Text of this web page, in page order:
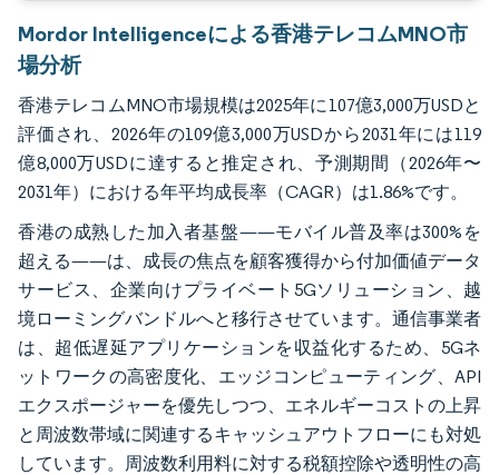
Mordor Intelligenceによる香港テレコムMNO市
場分析
香港テレコムMNO市場規模は2025年に107億3,000万USDと
評価され、2026年の109億3,000万USDから2031年には119
億8,000万USDに達すると推定され、予測期間（2026年〜
2031年）における年平均成長率（CAGR）は1.86%です。
香港の成熟した加入者基盤——モバイル普及率は300%を
超える——は、成長の焦点を顧客獲得から付加価値データ
サービス、企業向けプライベート5Gソリューション、越
境ローミングバンドルへと移行させています。通信事業者
は、超低遅延アプリケーションを収益化するため、5Gネ
ットワークの高密度化、エッジコンピューティング、API
エクスポージャーを優先しつつ、エネルギーコストの上昇
と周波数帯域に関連するキャッシュアウトフローにも対処
しています。周波数利用料に対する税額控除や透明性の高